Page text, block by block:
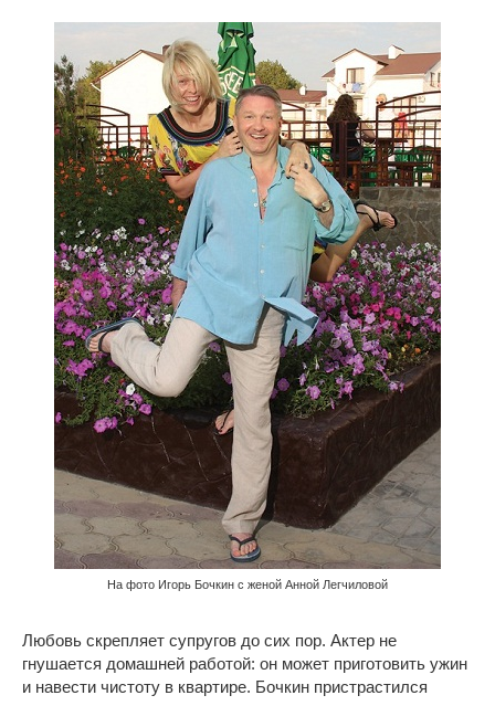
На фото Игорь Бочкин с женой Анной Легчиловой
Любовь скрепляет супругов до сих пор. Актер не
гнушается домашней работой: он может приготовить ужин
и навести чистоту в квартире. Бочкин пристрастился